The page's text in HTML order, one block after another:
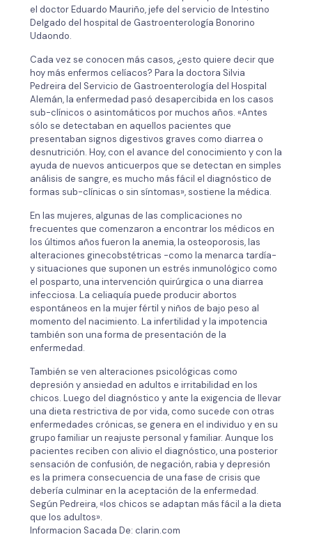
el doctor Eduardo Mauriño, jefe del servicio de Intestino
Delgado del hospital de Gastroenterología Bonorino
Udaondo.
Cada vez se conocen más casos, ¿esto quiere decir que
hoy más enfermos celíacos? Para la doctora Silvia
Pedreira del Servicio de Gastroenterología del Hospital
Alemán, la enfermedad pasó desapercibida en los casos
sub-clínicos o asintomáticos por muchos años. «Antes
sólo se detectaban en aquellos pacientes que
presentaban signos digestivos graves como diarrea o
desnutrición. Hoy, con el avance del conocimiento y con la
ayuda de nuevos anticuerpos que se detectan en simples
análisis de sangre, es mucho más fácil el diagnóstico de
formas sub-clínicas o sin síntomas», sostiene la médica.
En las mujeres, algunas de las complicaciones no
frecuentes que comenzaron a encontrar los médicos en
los últimos años fueron la anemia, la osteoporosis, las
alteraciones ginecobstétricas -como la menarca tardía-
y situaciones que suponen un estrés inmunológico como
el posparto, una intervención quirúrgica o una diarrea
infecciosa. La celiaquía puede producir abortos
espontáneos en la mujer fértil y niños de bajo peso al
momento del nacimiento. La infertilidad y la impotencia
también son una forma de presentación de la
enfermedad.
También se ven alteraciones psicológicas como
depresión y ansiedad en adultos e irritabilidad en los
chicos. Luego del diagnóstico y ante la exigencia de llevar
una dieta restrictiva de por vida, como sucede con otras
enfermedades crónicas, se genera en el individuo y en su
grupo familiar un reajuste personal y familiar. Aunque los
pacientes reciben con alivio el diagnóstico, una posterior
sensación de confusión, de negación, rabia y depresión
es la primera consecuencia de una fase de crisis que
debería culminar en la aceptación de la enfermedad.
Según Pedreira, «los chicos se adaptan más fácil a la dieta
que los adultos».
Informacion Sacada De: clarin.com